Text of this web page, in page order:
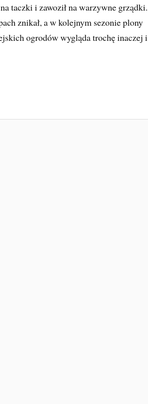
taczki i zawoził na warzywne grządki.
znikał, a w kolejnym sezonie plony
ogrodów wygląda trochę inaczej i